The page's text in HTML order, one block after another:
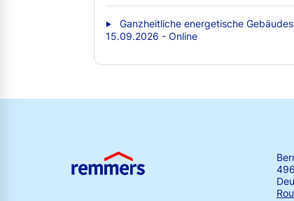
Ganzheitliche energetische
15.09.2026 - Online